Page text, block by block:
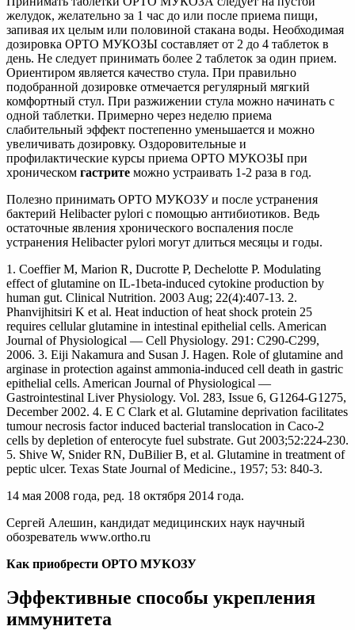
желудок, желательно за 1 час до или после приема пищи,
запивая их целым или половиной стакана воды. Необходимая
дозировка ОРТО МУКОЗЫ составляет от 2 до 4 таблеток в
день. Не следует принимать более 2 таблеток за один прием.
Ориентиром является качество стула. При правильно
подобранной дозировке отмечается регулярный мягкий
комфортный стул. При разжижении стула можно начинать с
одной таблетки. Примерно через неделю приема
слабительный эффект постепенно уменьшается и можно
увеличивать дозировку. Оздоровительные и
профилактические курсы приема ОРТО МУКОЗЫ при
хроническом гастрите можно устраивать 1-2 раза в год.
Полезно принимать ОРТО МУКОЗУ и после устранения
бактерий Helibacter pylori с помощью антибиотиков. Ведь
остаточные явления хронического воспаления после
устранения Helibacter pylori могут длиться месяцы и годы.
1. Coeffier M, Marion R, Ducrotte P, Dechelotte P. Modulating
effect of glutamine on IL-1beta-induced cytokine production by
human gut. Clinical Nutrition. 2003 Aug; 22(4):407-13. 2.
Phanvijhitsiri K et al. Heat induction of heat shock protein 25
requires cellular glutamine in intestinal epithelial cells. American
Journal of Physiological — Cell Physiology. 291: C290-C299,
2006. 3. Eiji Nakamura and Susan J. Hagen. Role of glutamine and
arginase in protection against ammonia-induced cell death in gastric
epithelial cells. American Journal of Physiological —
Gastrointestinal Liver Physiology. Vol. 283, Issue 6, G1264-G1275,
December 2002. 4. E C Clark et al. Glutamine deprivation facilitates
tumour necrosis factor induced bacterial translocation in Caco-2
cells by depletion of enterocyte fuel substrate. Gut 2003;52:224-230.
5. Shive W, Snider RN, DuBilier B, et al. Glutamine in treatment of
peptic ulcer. Texas State Journal of Medicine., 1957; 53: 840-3.
14 мая 2008 года, ред. 18 октября 2014 года.
Сергей Алешин, кандидат медицинских наук научный
обозреватель www.ortho.ru
Как приобрести ОРТО МУКОЗУ
Эффективные способы укрепления
иммунитета